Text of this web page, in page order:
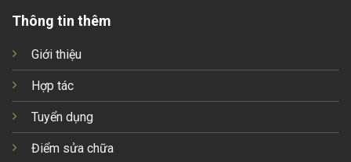
Thông tin thêm
Giới thiệu
Hợp tác
Tuyển dụng
Điểm sửa chữa